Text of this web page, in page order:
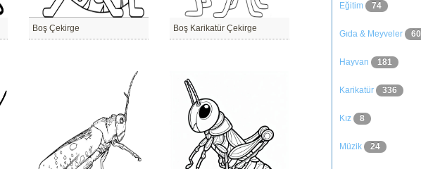
Boş Çekirge Boş Karikatür Çekirge
Eğitim 74
Gıda & Meyveler 60
Hayvan 181
Karikatür 336
Kız 8
Müzik 24